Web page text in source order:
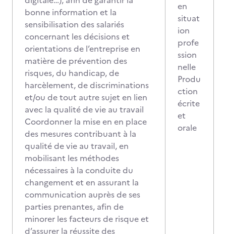
bonne information et la
sensibilisation des salariés
concernant les décisions et
orientations de l’entreprise en
matière de prévention des
risques, du handicap, de
harcèlement, de discriminations
et/ou de tout autre sujet en lien
avec la qualité de vie au travail
Coordonner la mise en en place
des mesures contribuant à la
qualité de vie au travail, en
mobilisant les méthodes
nécessaires à la conduite du
changement et en assurant la
communication auprès de ses
parties prenantes, afin de
minorer les facteurs de risque et
d’assurer la réussite des
en
situat
ion
profe
ssion
nelle
Produ
ction
écrite
et
orale